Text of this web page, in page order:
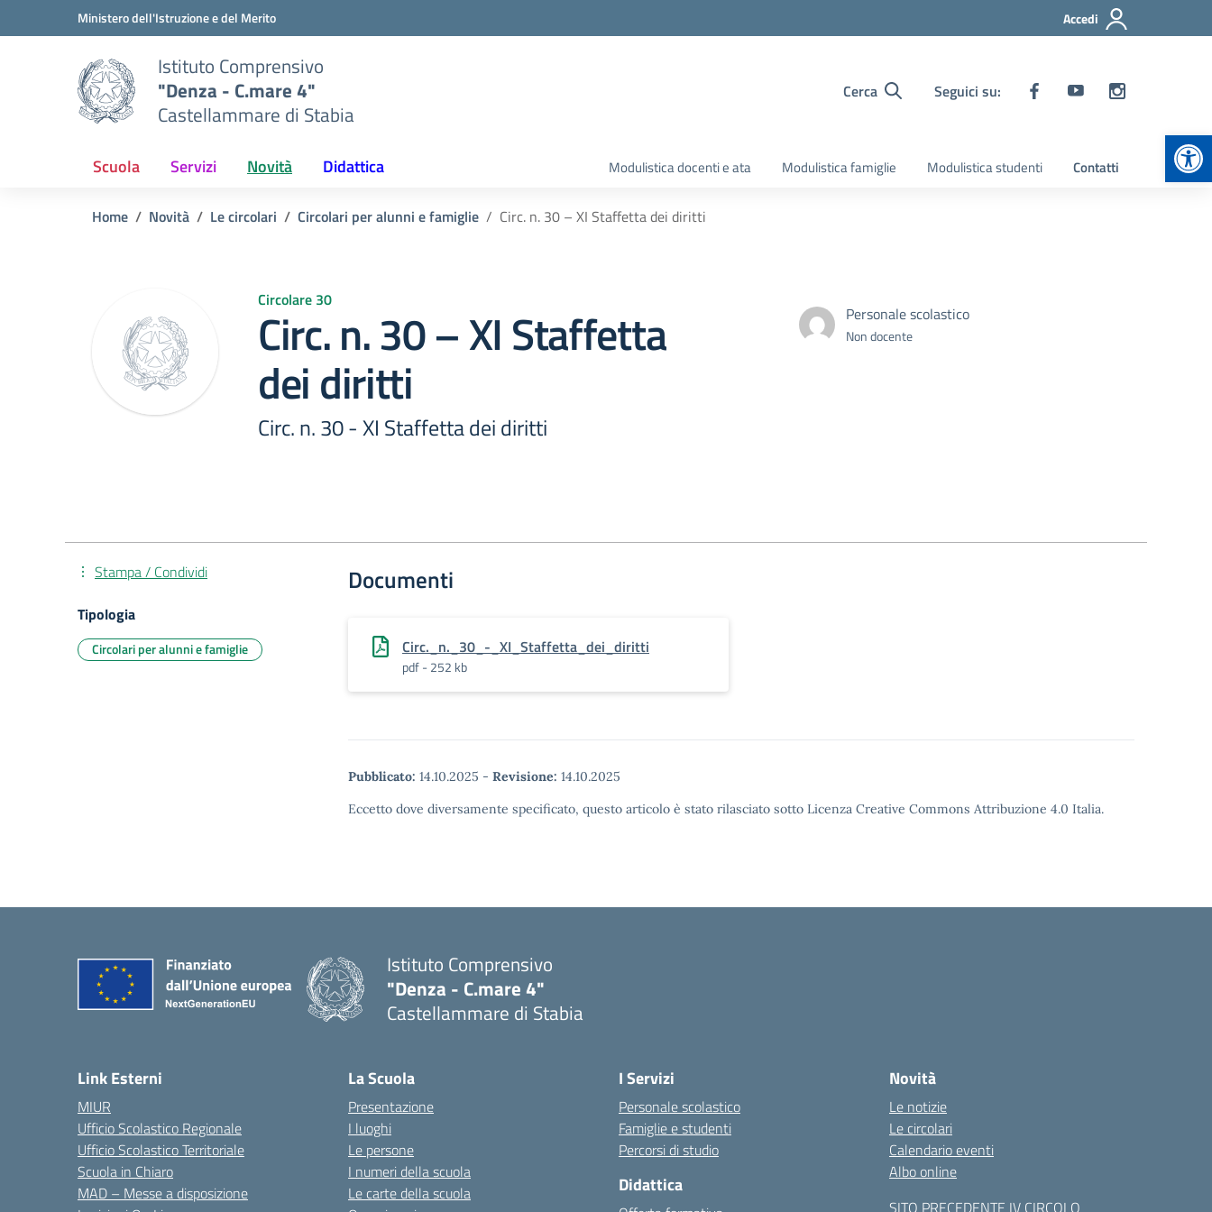
Vai ai contenuti
Vai al menu di navigazioneMinistero dell'Istruzione e del Merito Accedi
Istituto Comprensivo
"Denza - C.mare 4"
Castellammare di Stabia
Cerca Seguici su:
Scuola Servizi Novità Didattica Modulistica docenti e ata Modulistica famiglie Modulistica studenti Contatti
Home Novità Le circolari Circolari per alunni e famiglie Circ. n. 30 – XI Staffetta dei diritti
Circolare 30
Circ. n. 30 – XI Staffetta
dei diritti
Circ. n. 30 - XI Staffetta dei diritti
Personale scolastico
Non docente
Documenti
Circ._n._30_-_XI_Staffetta_dei_diritti
pdf - 252 kb
Pubblicato: 14.10.2025 - Revisione: 14.10.2025
Eccetto dove diversamente specificato, questo articolo è stato rilasciato sotto Licenza Creative Commons Attribuzione 4.0 Italia.
Stampa / Condividi
Tipologia
Circolari per alunni e famiglie
Istituto Comprensivo
"Denza - C.mare 4"
Castellammare di Stabia
Link Esterni
MIUR
Ufficio Scolastico Regionale
Ufficio Scolastico Territoriale
Scuola in Chiaro
MAD – Messe a disposizione
La Scuola
Presentazione
I luoghi
Le persone
I numeri della scuola
Le carte della scuola
I Servizi
Personale scolastico
Famiglie e studenti
Percorsi di studio
Didattica
Novità
Le notizie
Le circolari
Calendario eventi
Albo online
SITO PRECEDENTE IV CIRCOLO